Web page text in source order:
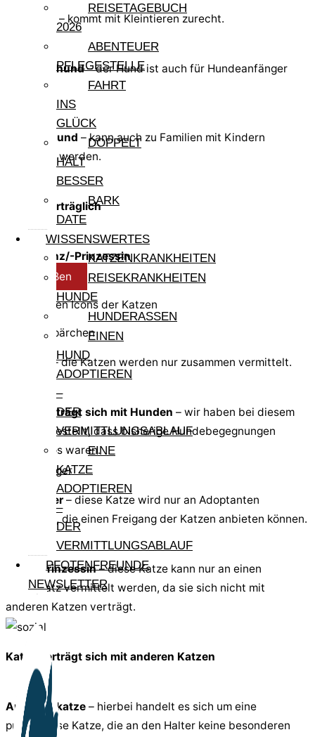
REISETAGEBUCH
2026
ABENTEUER
PFLEGESTELLE
FAHRT
INS
GLÜCK
DOPPELT
HÄLT
BESSER
BARK
DATE
WISSENSWERTES
KATZENKRANKHEITEN
REISEKRANKHEITEN
HUNDE
HUNDERASSEN
EINEN
HUND
ADOPTIEREN
–
DER
VERMITTLUNGSABLAUF
EINE
KATZE
ADOPTIEREN
–
DER
VERMITTLUNGSABLAUF
PFOTENFREUNDE
NEWSLETTER
– kommt mit Kleintieren zurecht.
Anfängerhund– der Hund ist auch für Hundeanfänger
geeignet.
Familienhund – kann auch zu Familien mit Kindern
vermittelt werden.
Katzenverträglich
Einzelprinz/-Prinzessin
Schließen
Infos zu den Icons der Katzen
– die Katzen werden nur zusammen vermittelt.
Katze verträgt sich mit Hunden – wir haben bei diesem
Tier festgestellt, dass bisherige Hundebegegnungen
problemlos waren.
Freigänger – diese Katze wird nur an Adoptanten
vermittelt, die einen Freigang der Katzen anbieten können.
Prinz/ Prinzessin– diese Katze kann nur an einen
Einzelplatz vermittelt werden, da sie sich nicht mit
anderen Katzen verträgt.
Katze verträgt sich mit anderen Katzen
Anfängerkatze – hierbei handelt es sich um eine
problemlose Katze, die an den Halter keine besonderen